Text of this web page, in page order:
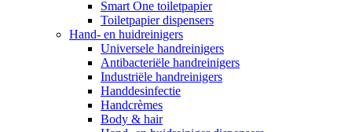
Smart One toiletpapier
Toiletpapier dispensers
Hand- en huidreinigers
Universele handreinigers
Antibacteriële handreinigers
Industriële handreinigers
Handdesinfectie
Handcrèmes
Body & hair